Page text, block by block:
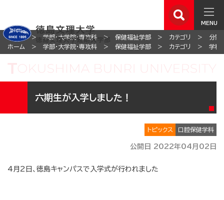
MENU
ホーム 学部・大学院・専攻科 保健福祉学部 カテゴリ
分野
ホーム
学部・大学院・専攻科 保健福祉学部 カテゴリ 学科
六期生が入学しました！
トピックス 口腔保健学科
公開日 2022年04月02日
4月2日、徳島キャンパスで入学式が行われました